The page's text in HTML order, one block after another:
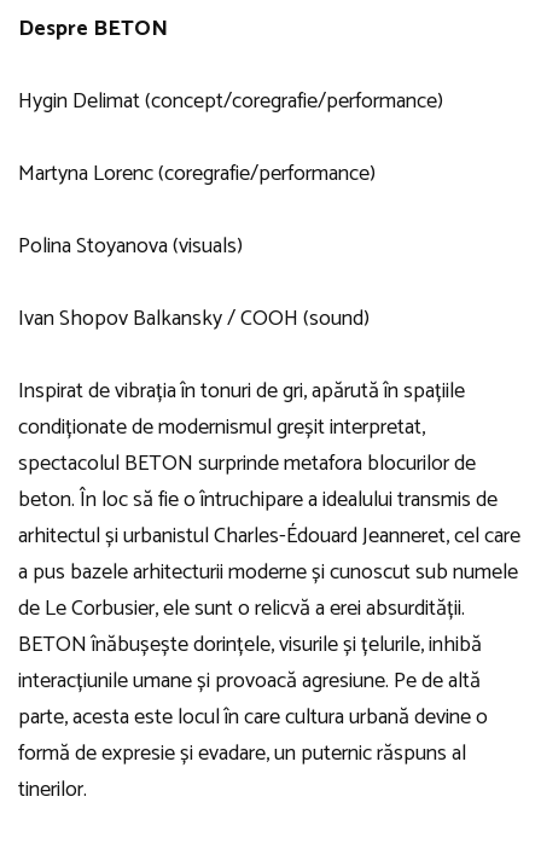
Despre BETON
Hygin Delimat (concept/coregrafie/performance)
Martyna Lorenc (coregrafie/performance)
Polina Stoyanova (visuals)
Ivan Shopov Balkansky / COOH (sound)
Inspirat de vibrația în tonuri de gri, apărută în spațiile
condiționate de modernismul greșit interpretat,
spectacolul BETON surprinde metafora blocurilor de
beton. În loc să fie o întruchipare a idealului transmis de
arhitectul și urbanistul Charles-Édouard Jeanneret, cel care
a pus bazele arhitecturii moderne și cunoscut sub numele
de Le Corbusier, ele sunt o relicvă a erei absurdității.
BETON înăbușește dorințele, visurile și țelurile, inhibă
interacțiunile umane și provoacă agresiune. Pe de altă
parte, acesta este locul în care cultura urbană devine o
formă de expresie și evadare, un puternic răspuns al
tinerilor.